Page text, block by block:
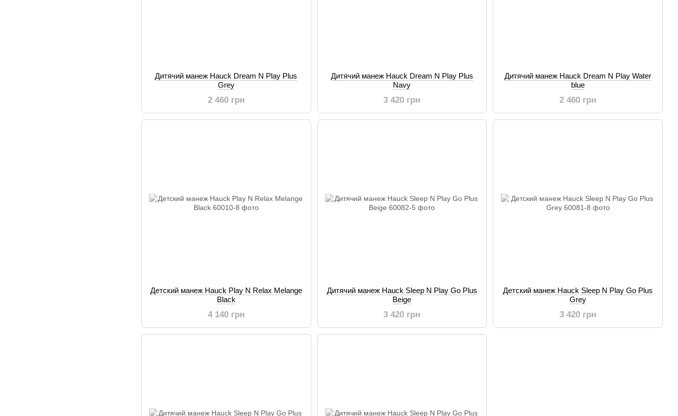
Дитячий манеж Hauck Dream N Play Plus
Grey
2 460 грн
Дитячий манеж Hauck Dream N Play Plus
Navy
3 420 грн
Дитячий манеж Hauck Dream N Play Water
blue
2 460 грн
Детский манеж Hauck Play N Relax Melange
Black
4 140 грн
Дитячий манеж Hauck Sleep N Play Go Plus
Beige
3 420 грн
Детский манеж Hauck Sleep N Play Go Plus
Grey
3 420 грн